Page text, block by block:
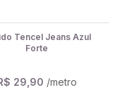
Tencel Jeans Azul
Forte
29,90 /metro